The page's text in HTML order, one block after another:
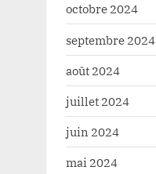
octobre 2024
septembre 2024
août 2024
juillet 2024
juin 2024
mai 2024